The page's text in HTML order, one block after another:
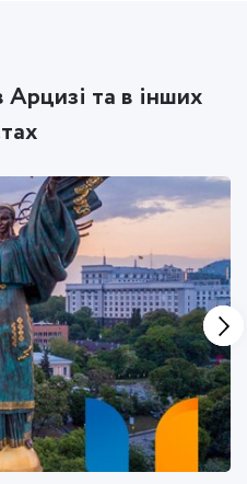
та в інших